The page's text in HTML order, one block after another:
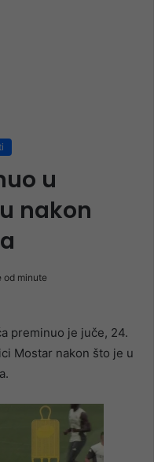
u
nakon
od minute
preminuo je juče, 24.
Mostar nakon što je u